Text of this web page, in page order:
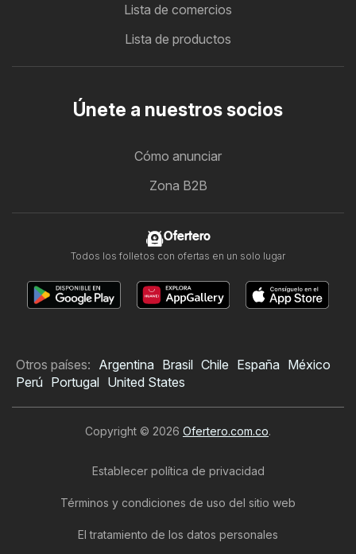
Lista de comercios
Lista de productos
Únete a nuestros socios
Cómo anunciar
Zona B2B
Ofertero
Todos los folletos con ofertas en un solo lugar
Otros países: Argentina Brasil Chile España México
Perú Portugal United States
Copyright © 2026 Ofertero.com.co.
Establecer política de privacidad
Términos y condiciones de uso del sitio web
El tratamiento de los datos personales